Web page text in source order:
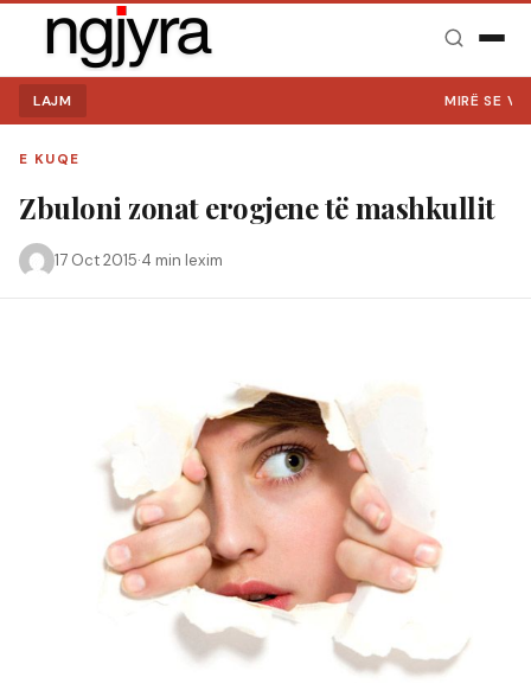
LAJM MIRË SE VINI
E KUQE
Zbuloni zonat erogjene të mashkullit
17 Oct 2015·4 min lexim